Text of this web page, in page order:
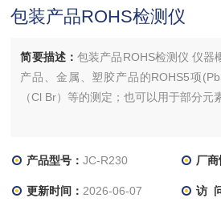
包装产品ROHS检测仪
简要描述：包装产品ROHS检测仪 仪器
产品、金属、塑胶产品的ROHS5项
（Cl Br）等的测定；也可以用于部分元
产品型号：JC-R230 厂商
更新时间： 2026-06-07 访